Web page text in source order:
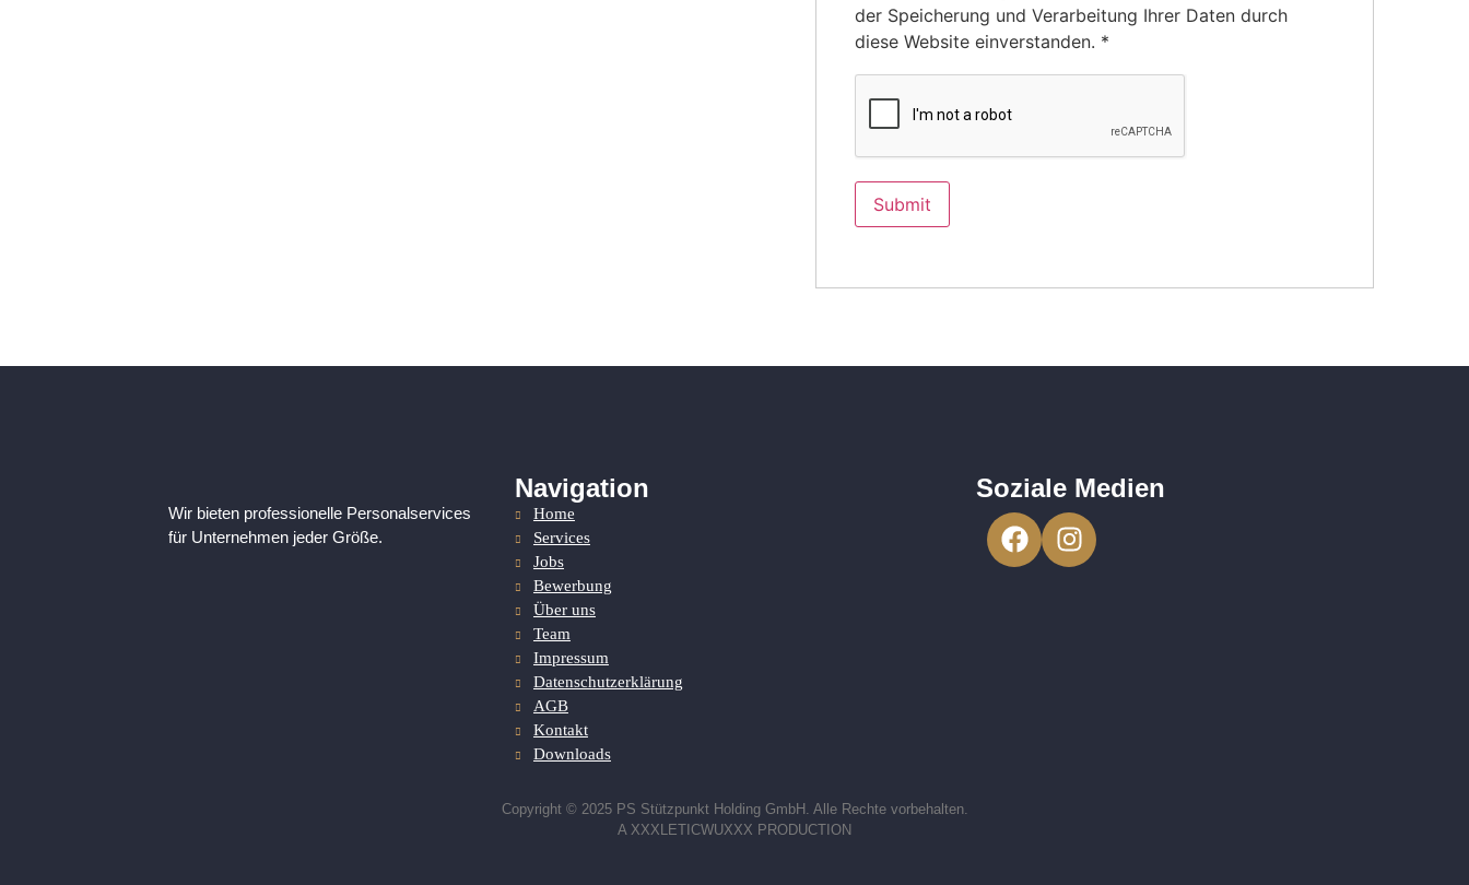
der Speicherung und Verarbeitung Ihrer Daten durch
diese Website einverstanden. *
Wir bieten professionelle Personalservices
für Unternehmen jeder Größe.
Navigation
Home
Services
Jobs
Bewerbung
Über uns
Team
Impressum
Datenschutzerklärung
AGB
Kontakt
Downloads
Soziale Medien
Copyright © 2025 PS Stützpunkt Holding GmbH. Alle Rechte vorbehalten.
A XXXLETICWUXXX PRODUCTION